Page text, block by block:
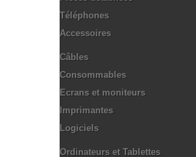
Téléphones
Accessoires
Câbles
Consommables
Ecrans et moniteurs
Imprimantes
Logiciels
Ordinateurs et Tablettes